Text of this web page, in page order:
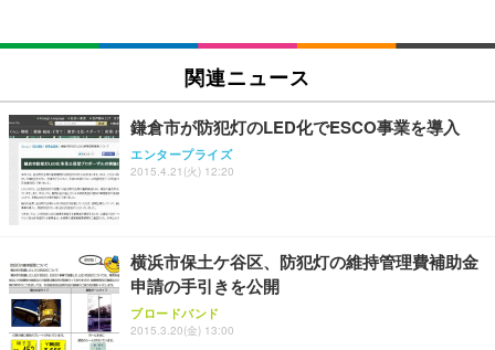
Sezlife オフィスチェア デスクチェア 疲れない テレ
能 人間工学 椅子 腰サポート 90度跳ね上げ式アーム
レスト 3Dヘッドレスト ハンガー付き 高反発クッシ
ョン PCチェア 通気性メッシュ ゲーミング/勉強/事
務用 おしゃれ パソコンチェア (ブラック)
Sezlife オフィスチェア デスクチェア 疲れない テレ
ョン PCチェア 通気性メッシュ ゲーミング/勉強/事
務用 おしゃれ パソコンチェア (ホワイト)
ANDWINT オフィスチェア デスクチェア 肘なし メ
ッシュ 通気性 ランバーサポート付き 腰サポート ガ
ス圧無段階昇降 360度回転 キャスター付き コンパク
【純正品】27"ゲーミングモニター DualSense 充電
フック付き（CFI-ZDM1J）
￥49,979
【整備済み品】Dell E2724HS 27インチ 液晶モニタ
【MiniLED/24.5inch/280Hz/FHD】GRAPHT THE S
HOOTER Gaming Monitor 24” Essential ゲーミン
グモニター QD 24.5インチ 1ms FHD 量子ドット 残
ネオ・ルーライフ ネオ・オムツ L 中型犬用 26枚入
￥1,800
Smart Basic(スマートベーシック) 【Amazon.co.jp
アイリスオーヤマ ペットシーツ 超厚型 お徳用 レギ
ュラー 200枚入【Amazon.co.jp限定】
関連ニュース
鎌倉市が防犯灯のLED化でESCO事業を導入
エンタープライズ
2015.4.21(火) 12:20
横浜市保土ケ谷区、防犯灯の維持管理費補助金
申請の手引きを公開
ブロードバンド
2015.3.20(金) 13:00